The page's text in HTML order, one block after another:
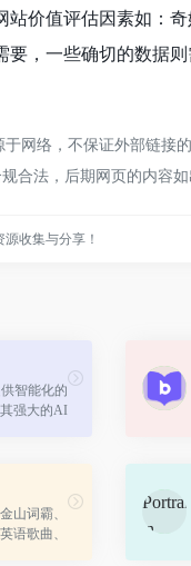
价值评估因素如：
，一些确切的数据
网络，不保证外部链接
合法，后期网页的内容
收集与分享！
智能化的
强大的AI
山词霸、
语歌曲、